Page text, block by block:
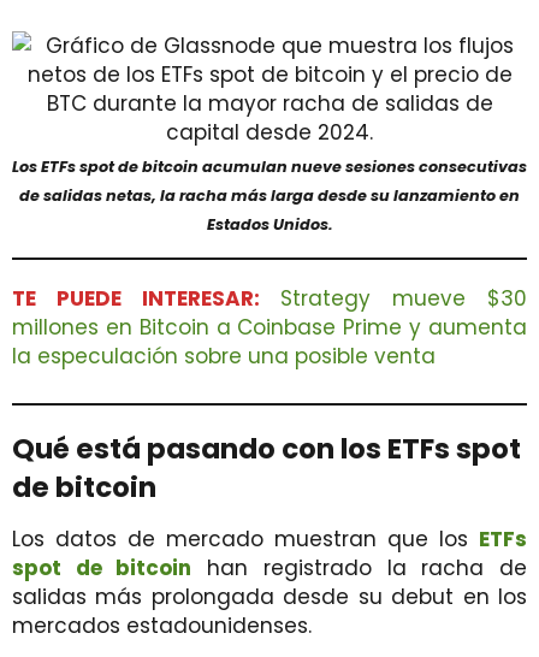
Los ETFs spot de bitcoin acumulan nueve sesiones consecutivas
de salidas netas, la racha más larga desde su lanzamiento en
Estados Unidos.
TE PUEDE INTERESAR:
Strategy mueve $30
millones en Bitcoin a Coinbase Prime y aumenta
la especulación sobre una posible venta
Qué está pasando con los ETFs spot
de bitcoin
Los datos de mercado muestran que los ETFs
spot de bitcoin
han registrado la racha de
salidas más prolongada desde su debut en los
mercados estadounidenses.